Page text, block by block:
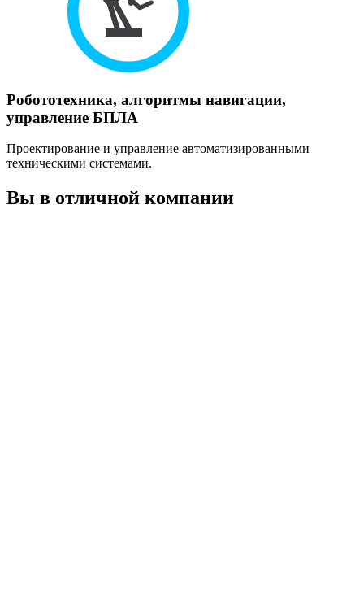
Робототехника, алгоритмы навигации,
управление БПЛА
Проектирование и управление автоматизированными
техническими системами.
Вы в отличной компании